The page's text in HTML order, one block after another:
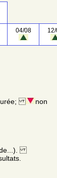
04/08
non